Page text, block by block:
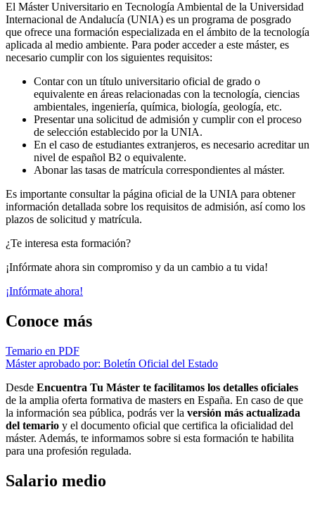
El Máster Universitario en Tecnología Ambiental de la Universidad
Internacional de Andalucía (UNIA) es un programa de posgrado
que ofrece una formación especializada en el ámbito de la tecnología
aplicada al medio ambiente. Para poder acceder a este máster, es
necesario cumplir con los siguientes requisitos:
Contar con un título universitario oficial de grado o
equivalente en áreas relacionadas con la tecnología, ciencias
ambientales, ingeniería, química, biología, geología, etc.
Presentar una solicitud de admisión y cumplir con el proceso
de selección establecido por la UNIA.
En el caso de estudiantes extranjeros, es necesario acreditar un
nivel de español B2 o equivalente.
Abonar las tasas de matrícula correspondientes al máster.
Es importante consultar la página oficial de la UNIA para obtener
información detallada sobre los requisitos de admisión, así como los
plazos de solicitud y matrícula.
¿Te interesa esta formación?
¡Infórmate ahora sin compromiso y da un cambio a tu vida!
¡Infórmate ahora!
Conoce más
Temario en PDF
Máster aprobado por: Boletín Oficial del Estado
Desde Encuentra Tu Máster te facilitamos los detalles oficiales
de la amplia oferta formativa de masters en España. En caso de que
la información sea pública, podrás ver la versión más actualizada
del temario y el documento oficial que certifica la oficialidad del
máster. Además, te informamos sobre si esta formación te habilita
para una profesión regulada.
Salario medio